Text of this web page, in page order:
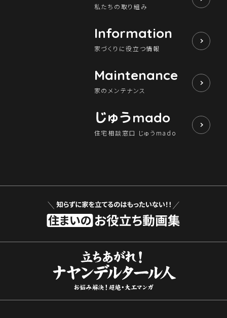
私たちの取り組み
Information
家づくりに役立つ情報
Maintenance
家のメンテナンス
じゅうmado
住宅相談窓口 じゅうmado